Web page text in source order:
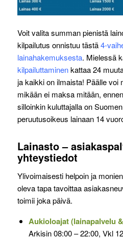
Voit valita summan pienistä
kilpailutus onnistuu tästä4-
lainahakemuksesta. Mielessä
kilpailuttaminenkattaa 24
ja kaikki on ilmaista! Päälle voi
mikään ei maksa mitään,
silloinkin kuluttajalla on
peruutusoikeus lainaan 14
Lainasto –
yhteystiedot
Ylivoimaisesti helpoin ja
oleva tapa tavoittaa
toimii joka päivä.
Aukioloajat (lainapalvelu
Arkisin 08:00 – 22:00, Vkl